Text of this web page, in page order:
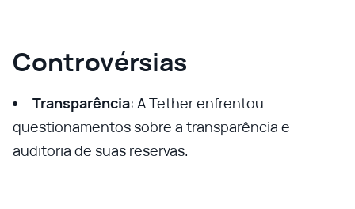
Controvérsias
Transparência: A Tether enfrentou
questionamentos sobre a transparência e
auditoria de suas reservas.